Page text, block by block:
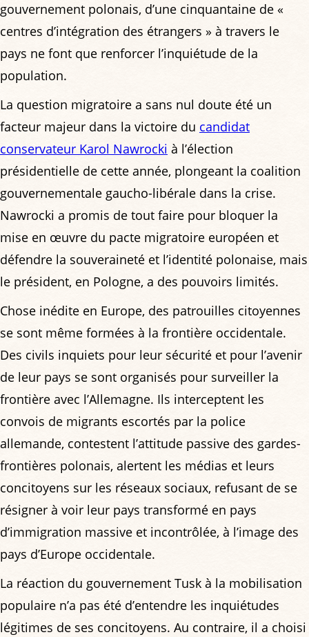
gouvernement polonais, d’une cinquantaine de «
centres d’intégration des étrangers » à travers le
pays ne font que renforcer l’inquiétude de la
population.
La question migratoire a sans nul doute été un
facteur majeur dans la victoire du candidat
conservateur Karol Nawrocki à l’élection
présidentielle de cette année, plongeant la coalition
gouvernementale gaucho-libérale dans la crise.
Nawrocki a promis de tout faire pour bloquer la
mise en œuvre du pacte migratoire européen et
défendre la souveraineté et l’identité polonaise, mais
le président, en Pologne, a des pouvoirs limités.
Chose inédite en Europe, des patrouilles citoyennes
se sont même formées à la frontière occidentale.
Des civils inquiets pour leur sécurité et pour l’avenir
de leur pays se sont organisés pour surveiller la
frontière avec l’Allemagne. Ils interceptent les
convois de migrants escortés par la police
allemande, contestent l’attitude passive des gardes-
frontières polonais, alertent les médias et leurs
concitoyens sur les réseaux sociaux, refusant de se
résigner à voir leur pays transformé en pays
d’immigration massive et incontrôlée, à l’image des
pays d’Europe occidentale.
La réaction du gouvernement Tusk à la mobilisation
populaire n’a pas été d’entendre les inquiétudes
légitimes de ses concitoyens. Au contraire, il a choisi